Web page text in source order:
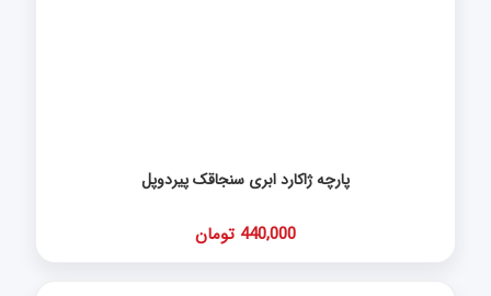
پارچه ژاکارد ابری سنجاقک پیردوپل
440,000 تومان